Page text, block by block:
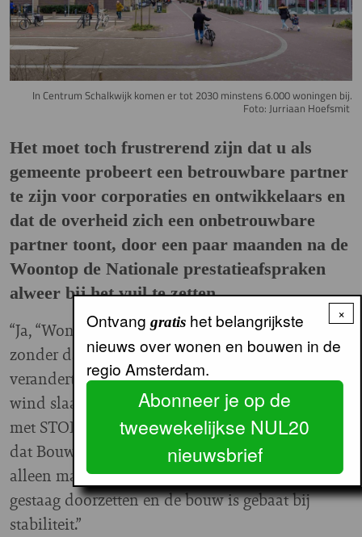
In Centrum Schalkwijk komen er tot 2030 minstens 6.000 woningen bij.
Foto: Jurriaan Hoefsmit
Het moet toch frustrerend zijn dat u als
gemeente probeert een betrouwbare partner
te zijn voor corporaties en ontwikkelaars en
dat de overheid zich een onbetrouwbare
partner toont, door een paar maanden na de
Woontop de Nationale prestatieafspraken
alweer bij het vuil te zetten.
“Ja, “Woningbouw is al ingewikkeld genoeg
zonder dat het kabinet de spelregels voortdurend
verandert en daarbij adviezen van experts in de
wind slaat. De regels steeds wijzigen, zoals nu
met STOER, dat is onhandig, dat vertraagt. Laat
dat Bouwbesluit toch met rust. Dat houdt de boel
alleen maar op. Bouwen is een kwestie van
gestaag doorzetten en de bouw is gebaat bij
stabiliteit.”
×
Ontvang gratishet belangrijkste
nieuws over wonen en bouwen in de
regio Amsterdam.
Abonneer je op de
tweewekelijkse NUL20
nieuwsbrief